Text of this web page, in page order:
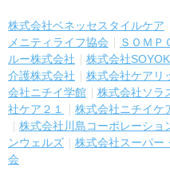
株式会社ベネッセスタイルケア
メニティライフ協会
ＳＯＭＰ
ルー株式会社
株式会社
介護株式会社
株式会社ケアリ
会社ニチイ学館
株式会社ソラ
社ケア２１
株式会社ニチイケ
株式会社川島コーポレーショ
ンウェルズ
株式会社スーパー
会